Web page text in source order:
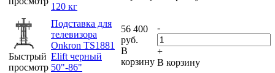
120 кг
Быстрый
просмотр
Подставка для
телевизора
Onkron TS1881
Elift черный
50"-86"
56 400
руб.
В
корзину
-
+
В корзину